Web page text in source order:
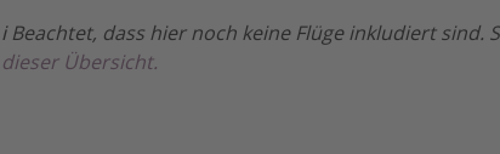
ℹ️ Beachtet, dass hier noch keine Flüge inkludiert sind.
dieser Übersicht.